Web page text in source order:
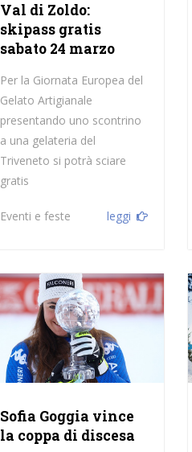
Val di Zoldo:
skipass gratis
sabato 24 marzo
Per la Giornata Europea del
Gelato Artigianale
presentando uno scontrino
a una gelateria del
Triveneto si potrà sciare
gratis
Eventi e feste leggi
Sofia Goggia vince
la coppa di discesa